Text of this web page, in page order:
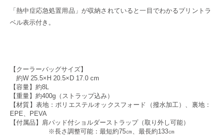
「熱中症応急処置用品」が収納されていると一目でわかるプリントラ
ベル表示付き。
【クーラーバッグサイズ】
約W 25.5×H 20.5×D 17.0 cm
【容量】約8L
【重量】約400g（ストラップ込み）
【材質】表地：ポリエステルオックスフォード（撥水加工）、裏地：
EPE、PEVA
【付属品】 肩パッド付ショルダーストラップ（取り外し可能）
※長さ調整可能：最短約75㎝、最長約133㎝